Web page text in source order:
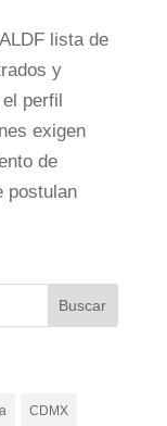
lista de
y
perfil
exigen
de
postulan
CDMX